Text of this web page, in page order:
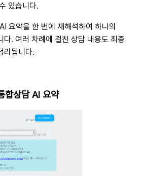
있습니다.
요약을 한 번에 재해석하여 하나의
다. 여러 차례에 걸친 상담 내용도 최종
리됩니다.
합상담 AI 요약